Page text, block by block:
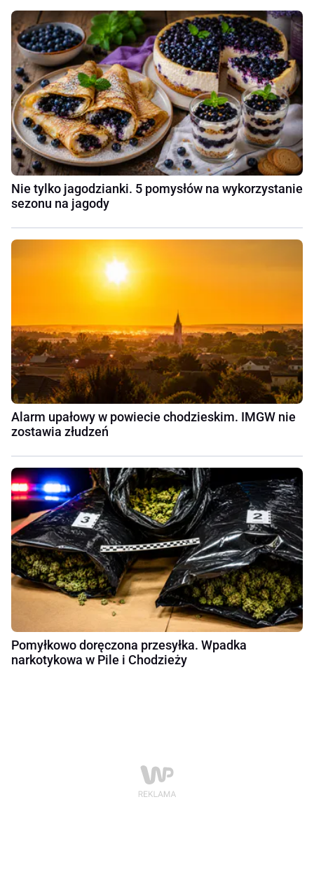
Nie tylko jagodzianki. 5 pomysłów na wykorzystanie
sezonu na jagody
Alarm upałowy w powiecie chodzieskim. IMGW nie
zostawia złudzeń
Pomyłkowo doręczona przesyłka. Wpadka
narkotykowa w Pile i Chodzieży